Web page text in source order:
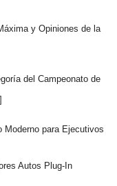
y Opiniones de la
del Campeonato de
Moderno para Ejecutivos
Autos Plug-In